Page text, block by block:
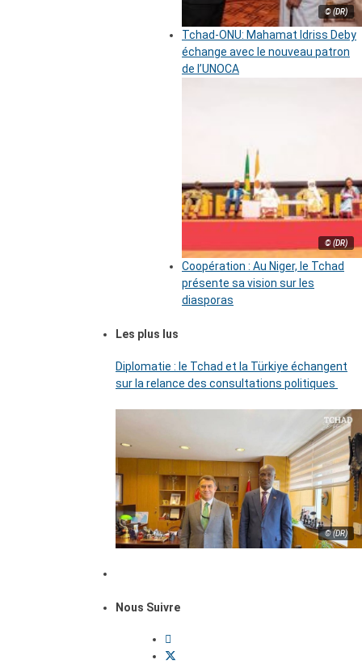
© (DR)
Tchad-ONU: Mahamat Idriss Deby
échange avec le nouveau patron
de l’UNOCA
© (DR)
Coopération : Au Niger, le Tchad
présente sa vision sur les
diasporas
Les plus lus
Diplomatie : le Tchad et la Türkiye échangent
sur la relance des consultations politiques
© (DR)
Nous Suivre